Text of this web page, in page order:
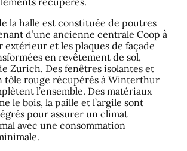
la halle est constituée de poutres
d’une ancienne centrale Coop à
extérieur et les plaques de façade
en revêtement de sol,
Zurich. Des fenêtres isolantes et
tôle rouge récupérés à Winterthur
l’ensemble. Des matériaux
le bois, la paille et l’argile sont
pour assurer un climat
avec une consommation